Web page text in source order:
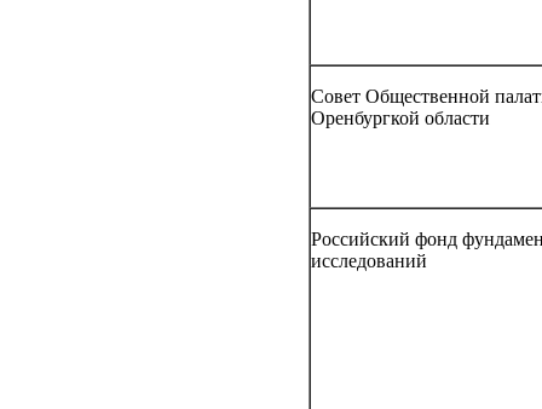
Совет Общественной
Оренбургкой области
Российский фонд
исследований